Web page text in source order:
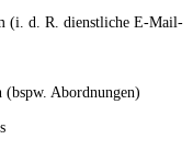
(i. d. R. dienstliche E-Mail-
Abordnungen)